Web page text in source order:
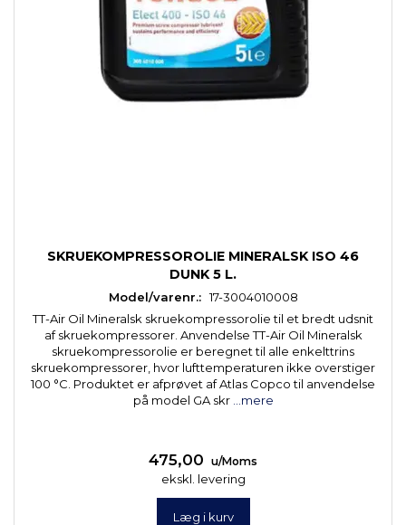
SKRUEKOMPRESSOROLIE MINERALSK ISO 46
DUNK 5 L.
Model/varenr.: 17-3004010008
TT-Air Oil Mineralsk skruekompressorolie til et bredt udsnit
af skruekompressorer. Anvendelse TT-Air Oil Mineralsk
skruekompressorolie er beregnet til alle enkelttrins
skruekompressorer, hvor lufttemperaturen ikke overstiger
100 °C. Produktet er afprøvet af Atlas Copco til anvendelse
på model GA skr
...mere
475,00 u/Moms
ekskl. levering
Læg i kurv